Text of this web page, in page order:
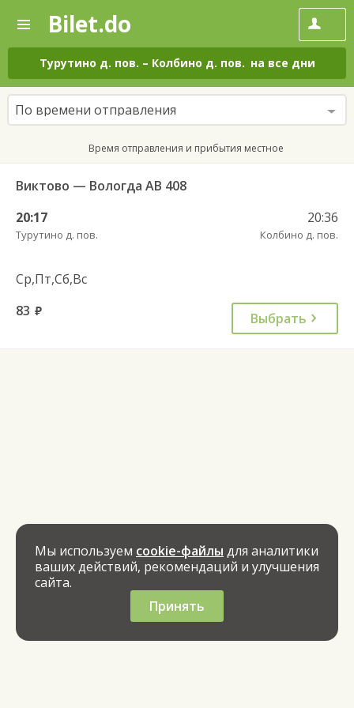
—
Поиск
и
покупка
билетов
на
автобус
онлайн
Bilet.do
Турутино д. пов. – Колбино д. пов. на все дни
По времени отправления
Время отправления и прибытия местное
Виктово — Вологда АВ 408
20:17
Турутино д. пов.
20:36
Колбино д. пов.
Ср,Пт,Сб,Вс
83 руб. Выбрать
Мы используем cookie-файлы для аналитики
ваших действий, рекомендаций и улучшения
сайта.
Принять